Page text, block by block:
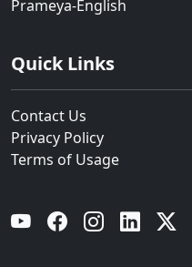
Prameya-English
Quick Links
Contact Us
Privacy Policy
Terms of Usage
YouTube Facebook Instagram Linkedin